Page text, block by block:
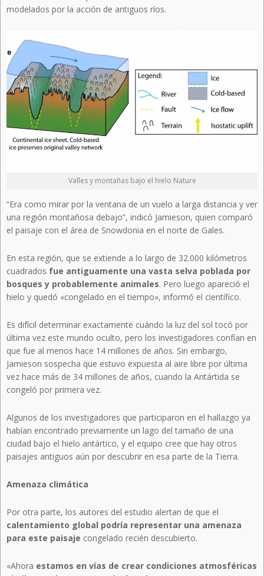
modelados por la acción de antiguos ríos.
Valles y montañas bajo el hielo Nature
“Era como mirar por la ventana de un vuelo a larga distancia y ver
una región montañosa debajo”, indicó Jamieson, quien comparó
el paisaje con el área de Snowdonia en el norte de Gales.
En esta región, que se extiende a lo largo de 32.000 kilómetros
cuadrados fue antiguamente una vasta selva poblada por
bosques y probablemente animales. Pero luego apareció el
hielo y quedó «congelado en el tiempo», informó el científico.
Es difícil determinar exactamente cuándo la luz del sol tocó por
última vez este mundo oculto, pero los investigadores confían en
que fue al menos hace 14 millones de años. Sin embargo,
Jamieson sospecha que estuvo expuesta al aire libre por última
vez hace más de 34 millones de años, cuando la Antártida se
congeló por primera vez.
Algunos de los investigadores que participaron en el hallazgo ya
habían encontrado previamente un lago del tamaño de una
ciudad bajo el hielo antártico, y el equipo cree que hay otros
paisajes antiguos aún por descubrir en esa parte de la Tierra.
Amenaza climática
Por otra parte, los autores del estudio alertan de que el
calentamiento global podría representar una amenaza
para este paisaje congelado recién descubierto.
«Ahora estamos en vías de crear condiciones atmosféricas